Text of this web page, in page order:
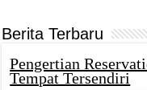
Berita Terbaru
Pengertian
Tempat Tersendiri